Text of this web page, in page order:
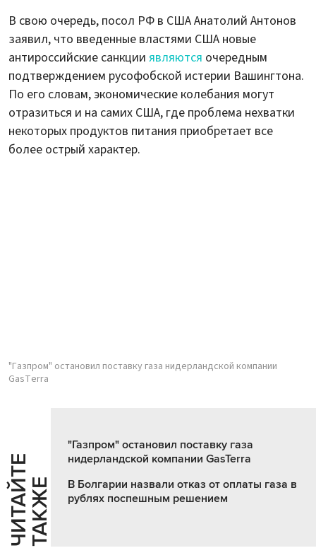
В свою очередь, посол РФ в США Анатолий Антонов
заявил, что введенные властями США новые
антироссийские санкции являются очередным
подтверждением русофобской истерии Вашингтона.
По его словам, экономические колебания могут
отразиться и на самих США, где проблема нехватки
некоторых продуктов питания приобретает все
более острый характер.
"Газпром" остановил поставку газа нидерландской компании
GasTerra
Ч
И
Т
АЙ
Т
Е
Т
А
К
ЖЕ
"Газпром" остановил поставку газа
нидерландской компании GasTerra
В Болгарии назвали отказ от оплаты газа в
рублях поспешным решением